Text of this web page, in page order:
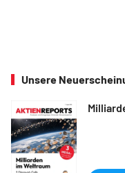
Unsere